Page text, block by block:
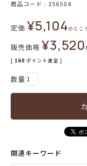
商品コード 356504
定価 ¥5,104 のとこ
販売価格 ¥3,520
[ 160 ポイント進呈 ]
関連キーワード